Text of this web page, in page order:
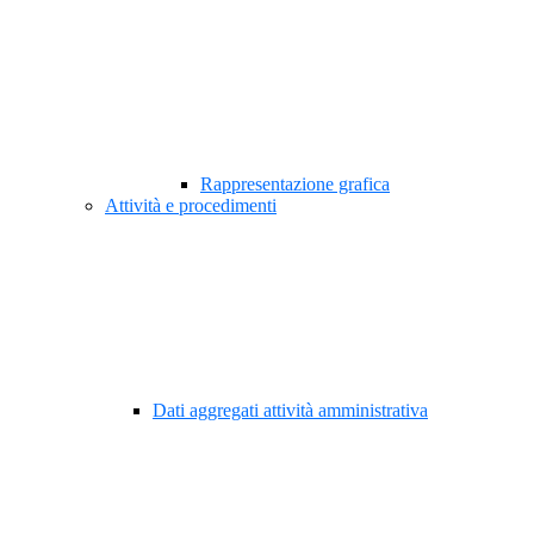
Rappresentazione grafica
Attività e procedimenti
Dati aggregati attività amministrativa